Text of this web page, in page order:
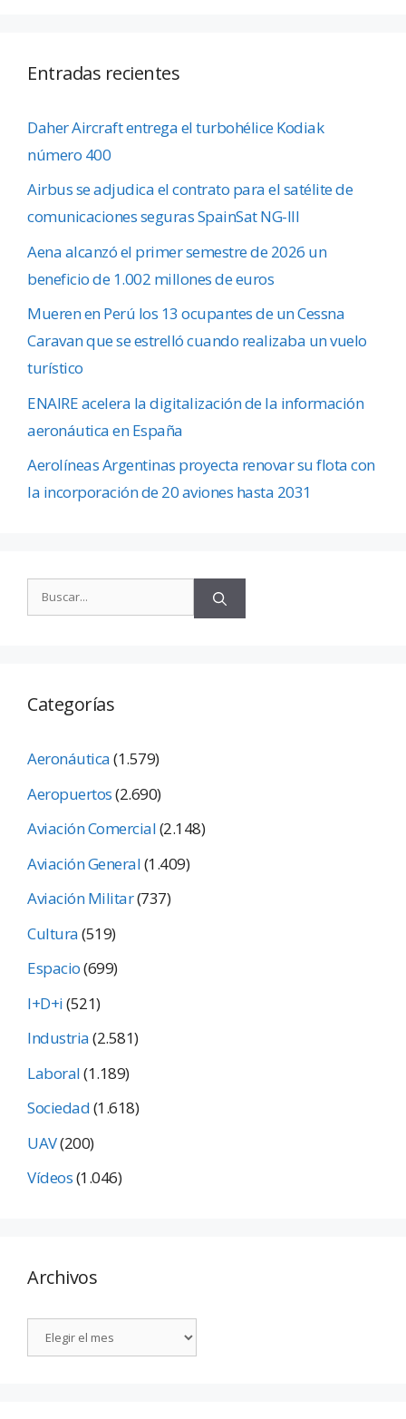
Entradas recientes
Daher Aircraft entrega el turbohélice Kodiak
número 400
Airbus se adjudica el contrato para el satélite de
comunicaciones seguras SpainSat NG-III
Aena alcanzó el primer semestre de 2026 un
beneficio de 1.002 millones de euros
Mueren en Perú los 13 ocupantes de un Cessna
Caravan que se estrelló cuando realizaba un vuelo
turístico
ENAIRE acelera la digitalización de la información
aeronáutica en España
Aerolíneas Argentinas proyecta renovar su flota con
la incorporación de 20 aviones hasta 2031
Categorías
Aeronáutica(1.579)
Aeropuertos(2.690)
Aviación Comercial(2.148)
Aviación General(1.409)
Aviación Militar(737)
Cultura(519)
Espacio(699)
I+D+i(521)
Industria(2.581)
Laboral(1.189)
Sociedad(1.618)
UAV(200)
Vídeos(1.046)
Archivos